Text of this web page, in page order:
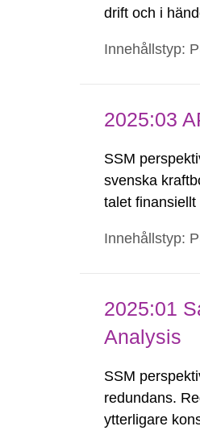
drift och i
Innehållstyp:
2025:03
SSM
svenska
talet
av de
Innehållstyp:
2025:01
Analysis
SSM
redundans.
ytterligare